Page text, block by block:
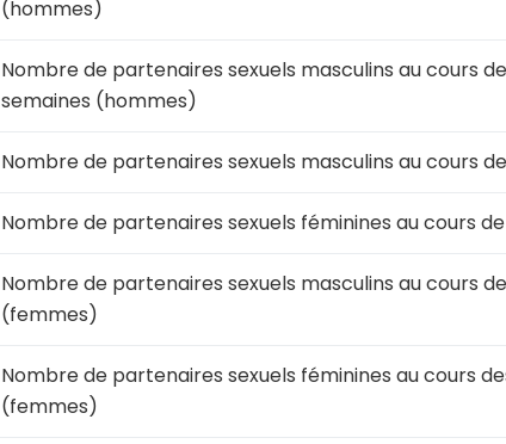
(hommes)
Nombre de partenaires sexuels masculins au cours
semaines (hommes)
Nombre de partenaires sexuels masculins au cours
Nombre de partenaires sexuels féminines au cours
Nombre de partenaires sexuels masculins au cours
(femmes)
Nombre de partenaires sexuels féminines au cours
(femmes)